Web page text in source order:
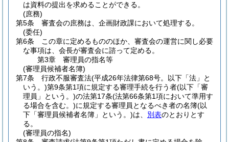
は資料の提出を求めることができる。
(庶務)
第5条
審査会の庶務は、企画財政課において処理する。
(委任)
第6条
この章に定めるもののほか、審査会の運営に関し必要
な事項は、会長が審査会に諮って定める。
第3章
審理員の指名等
(審理員候補者名簿)
第7条
行政不服審査法(平成26年法律第68号。以下「法」と
いう。)第9条第1項に規定する審理手続を行う者(以下「審
理員」という。)の法第17条(法第66条第1項において準用す
る場合を含む。)に規定する審理員となるべき者の名簿(以
下「審理員候補者名簿」という。)は、 別表のとおりとす
る。
(審理員の指名)